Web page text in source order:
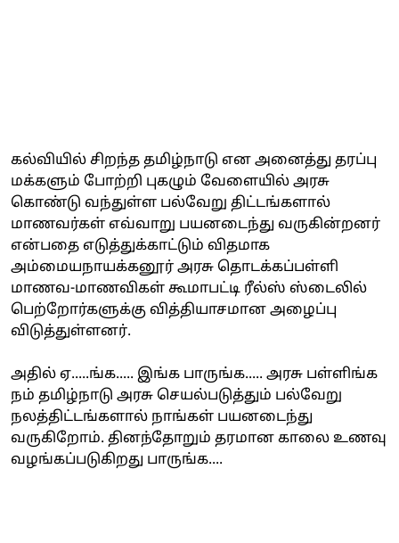
கல்வியில் சிறந்த தமிழ்நாடு என அனைத்து தரப்பு
மக்களும் போற்றி புகழும் வேளையில் அரசு
கொண்டு வந்துள்ள பல்வேறு திட்டங்களால்
மாணவர்கள் எவ்வாறு பயனடைந்து வருகின்றனர்
என்பதை எடுத்துக்காட்டும் விதமாக
அம்மையநாயக்கனூர் அரசு தொடக்கப்பள்ளி
மாணவ-மாணவிகள் கூமாபட்டி ரீல்ஸ் ஸ்டைலில்
பெற்றோர்களுக்கு வித்தியாசமான அழைப்பு
விடுத்துள்ளனர்.
அதில் ஏ.....ங்க..... இங்க பாருங்க..... அரசு பள்ளிங்க
நம் தமிழ்நாடு அரசு செயல்படுத்தும் பல்வேறு
நலத்திட்டங்களால் நாங்கள் பயனடைந்து
வருகிறோம். தினந்தோறும் தரமான காலை உணவு
வழங்கப்படுகிறது பாருங்க....